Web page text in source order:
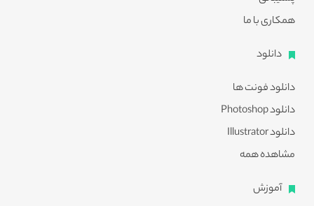
همکاری با ما
دانلود
دانلود فونت ها
دانلود Photoshop
دانلود Illustrator
مشاهده همه
آموزش